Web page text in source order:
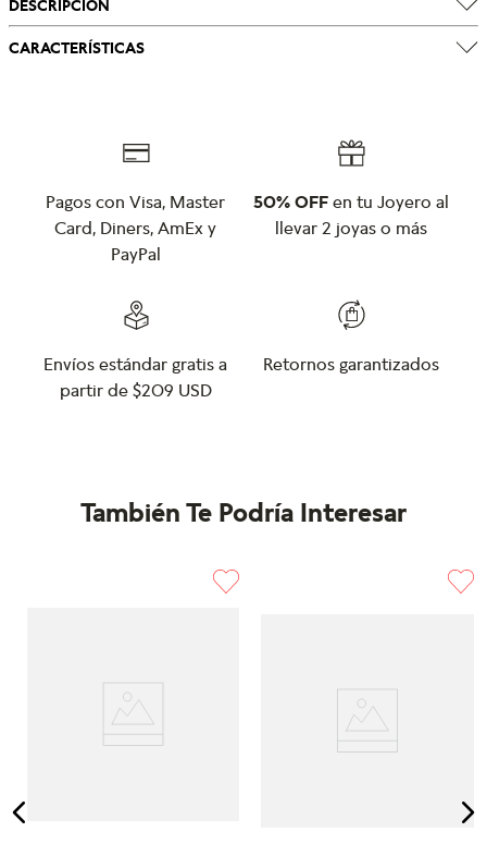
DESCRIPCIÓN
CARACTERÍSTICAS
Pagos con Visa, Master
Card, Diners, AmEx y
PayPal
50% OFF en tu Joyero al
llevar 2 joyas o más
Envíos estándar gratis a
partir de $209 USD
Retornos garantizados
También Te Podría Interesar